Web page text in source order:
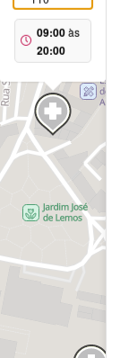
09:00às
20:00